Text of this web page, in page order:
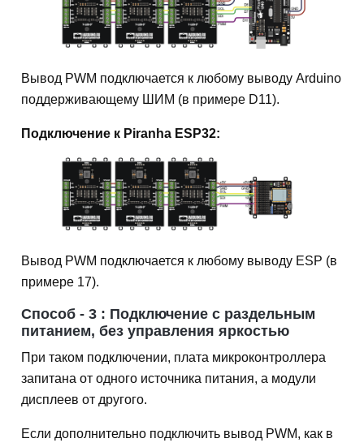
Вывод PWM подключается к любому выводу Arduino
поддерживающему ШИМ (в примере D11).
Подключение к Piranha ESP32:
Вывод PWM подключается к любому выводу ESP (в
примере 17).
Способ - 3 : Подключение с раздельным
питанием, без управления яркостью
При таком подключении, плата микроконтроллера
запитана от одного источника питания, а модули
дисплеев от другого.
Если дополнительно подключить вывод PWM, как в